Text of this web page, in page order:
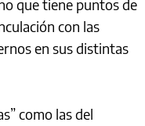
que tiene puntos de
con las
en sus distintas
como las del